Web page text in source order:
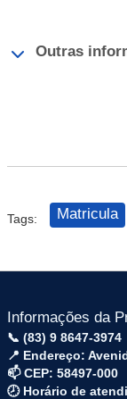
Outras
Tags: Matricula
Informações da
📞 (83) 9 8647-3974
📍 Endereço:
📫 CEP: 58497-000
🕗 Horário de